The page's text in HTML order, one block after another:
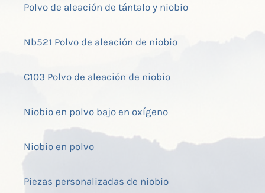
Polvo de aleación de tántalo y niobio
Nb521 Polvo de aleación de niobio
C103 Polvo de aleación de niobio
Niobio en polvo bajo en oxígeno
Niobio en polvo
Piezas personalizadas de niobio